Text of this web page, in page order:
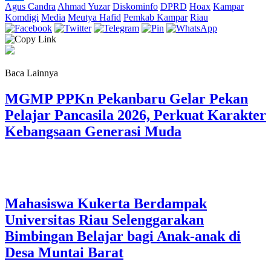
Share
Agus Candra Ahmad Yuzar Diskominfo DPRD Hoax Kampar
Komdigi Media Meutya Hafid Pemkab Kampar Riau
Baca Lainnya
MGMP PPKn Pekanbaru Gelar Pekan
Pelajar Pancasila 2026, Perkuat Karakter
Kebangsaan Generasi Muda
Mahasiswa Kukerta Berdampak
Universitas Riau Selenggarakan
Bimbingan Belajar bagi Anak-anak di
Desa Muntai Barat